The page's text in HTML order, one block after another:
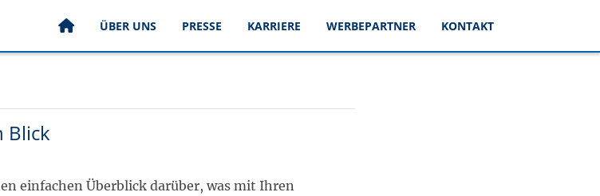
ÜBER UNS PRESSE KARRIERE WERBEPARTNER KONTAKT
Blick
einfachen Überblick darüber, was mit Ihren